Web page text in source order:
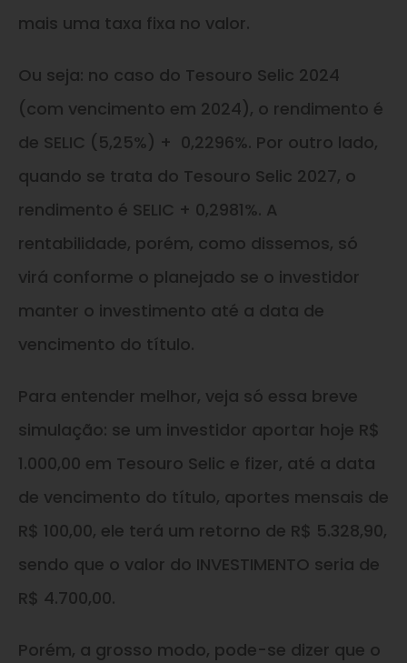
mais uma taxa fixa no valor.
Ou seja: no caso do Tesouro Selic 2024
(com vencimento em 2024), o rendimento é
de SELIC (5,25%) + 0,2296%. Por outro lado,
quando se trata do Tesouro Selic 2027, o
rendimento é SELIC + 0,2981%. A
rentabilidade, porém, como dissemos, só
virá conforme o planejado se o investidor
manter o investimento até a data de
vencimento do título.
Para entender melhor, veja só essa breve
simulação: se um investidor aportar hoje R$
1.000,00 em Tesouro Selic e fizer, até a data
de vencimento do título, aportes mensais de
R$ 100,00, ele terá um retorno de R$ 5.328,90,
sendo que o valor do INVESTIMENTO seria de
R$ 4.700,00.
Porém, a grosso modo, pode-se dizer que o